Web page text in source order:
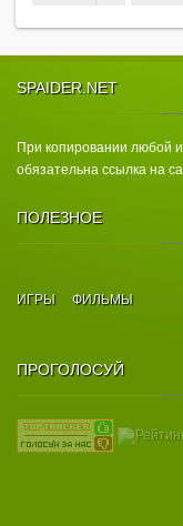
SPAIDER.NET
При копировании любой
обязательна ссылка на
ПОЛЕЗНОЕ
ИГРЫ ФИЛЬМЫ
ПРОГОЛОСУЙ